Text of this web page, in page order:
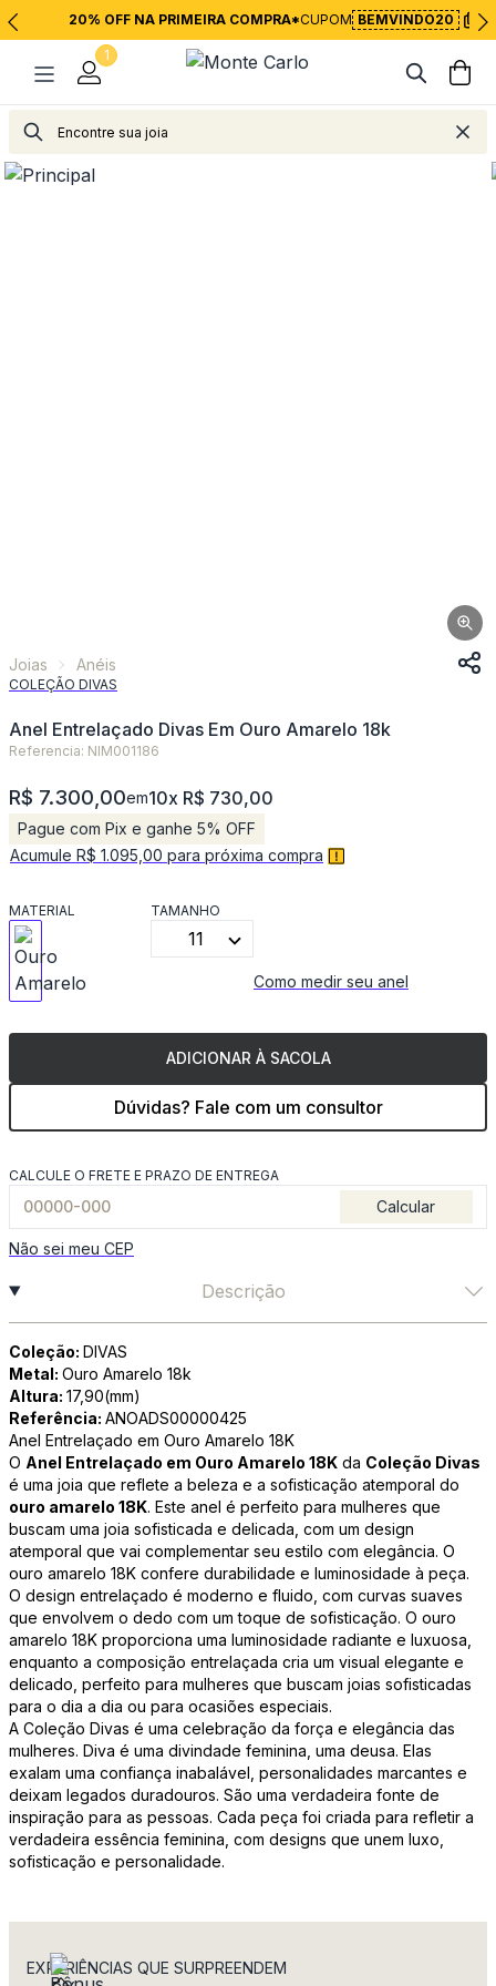
20% OFF NA PRIMEIRA COMPRA*CUPOM BEMVINDO20
1
Joias
Joias Anéis
COLEÇÃO DIVAS
Anel Entrelaçado Divas Em Ouro Amarelo 18k
Referencia: NIM001186
R$ 7.300,00em10x R$ 730,00
Pague com Pix e ganhe 5% OFF
Acumule R$ 1.095,00 para próxima compra
MATERIAL TAMANHO
11
Como medir seu anel
ADICIONAR À SACOLA
Dúvidas? Fale com um consultor
CALCULE O FRETE E PRAZO DE ENTREGA
Calcular
Não sei meu CEP
Descrição
Coleção: DIVAS
Metal: Ouro Amarelo 18k
Altura: 17,90(mm)
Referência: ANOADS00000425
Anel Entrelaçado em Ouro Amarelo 18K
O Anel Entrelaçado em Ouro Amarelo 18K da Coleção Divas
é uma joia que reflete a beleza e a sofisticação atemporal do
ouro amarelo 18K. Este anel é perfeito para mulheres que
buscam uma joia sofisticada e delicada, com um design
atemporal que vai complementar seu estilo com elegância. O
ouro amarelo 18K confere durabilidade e luminosidade à peça.
O design entrelaçado é moderno e fluido, com curvas suaves
que envolvem o dedo com um toque de sofisticação. O ouro
amarelo 18K proporciona uma luminosidade radiante e luxuosa,
enquanto a composição entrelaçada cria um visual elegante e
delicado, perfeito para mulheres que buscam joias sofisticadas
para o dia a dia ou para ocasiões especiais.
A Coleção Divas é uma celebração da força e elegância das
mulheres. Diva é uma divindade feminina, uma deusa. Elas
exalam uma confiança inabalável, personalidades marcantes e
deixam legados duradouros. São uma verdadeira fonte de
inspiração para as pessoas. Cada peça foi criada para refletir a
verdadeira essência feminina, com designs que unem luxo,
sofisticação e personalidade.
EXPERIÊNCIAS QUE SURPREENDEM